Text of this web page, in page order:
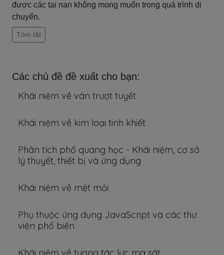
được các tai nạn không mong muốn trong quá trình di
chuyển.
Tóm tắt
Các chủ đề đề xuất cho bạn:
Khái niệm về ván trượt tuyết
Khái niệm về kim loại tinh khiết
Phân tích phổ quang học - Khái niệm, cơ sở
lý thuyết, thiết bị và ứng dụng
Khái niệm về mệt mỏi
Phụ thuộc ứng dụng JavaScript và các thư
viện phổ biến